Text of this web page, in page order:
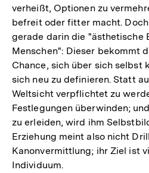
verheißt, Optionen zu
befreit oder fitter macht.
gerade darin die "ästhetische
Menschen": Dieser bekommt
Chance, sich über sich selbst
sich neu zu definieren. Statt
Weltsicht verpflichtet zu
Festlegungen überwinden;
zu erleiden, wird ihm
Erziehung meint also nicht
Kanonvermittlung; ihr Ziel ist
Individuum.